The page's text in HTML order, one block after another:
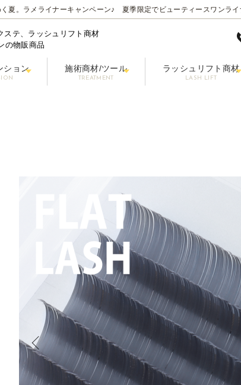
く夏。ラメライナーキャンペーン♪ 夏季限定でビューティースワンラ
ステ、ラッシュリフト商材
の物販商品
ション 施術商材/ツール
TREATMENT
ラッシュリフト商材
LASH LIFT